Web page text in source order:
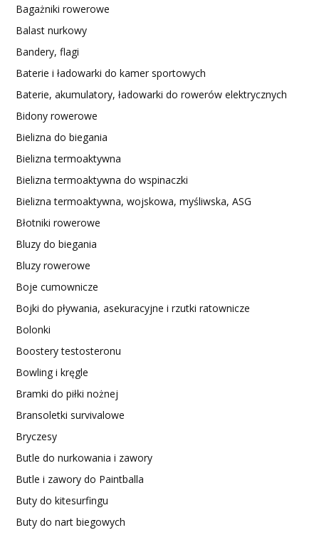
Bagażniki rowerowe
Balast nurkowy
Bandery, flagi
Baterie i ładowarki do kamer sportowych
Baterie, akumulatory, ładowarki do rowerów elektrycznych
Bidony rowerowe
Bielizna do biegania
Bielizna termoaktywna
Bielizna termoaktywna do wspinaczki
Bielizna termoaktywna, wojskowa, myśliwska, ASG
Błotniki rowerowe
Bluzy do biegania
Bluzy rowerowe
Boje cumownicze
Bojki do pływania, asekuracyjne i rzutki ratownicze
Bolonki
Boostery testosteronu
Bowling i kręgle
Bramki do piłki nożnej
Bransoletki survivalowe
Bryczesy
Butle do nurkowania i zawory
Butle i zawory do Paintballa
Buty do kitesurfingu
Buty do nart biegowych